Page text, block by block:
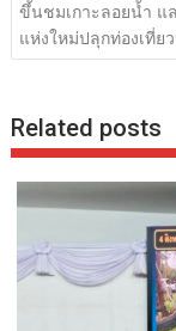
เรื่อง
ขึ้นชมเกาะลอยน้ำ แ
แห่งใหม่ปลุกท่องเที่ย
Related posts